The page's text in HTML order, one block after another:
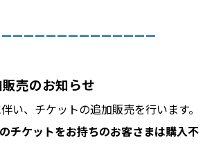
ーーーーーーーーーーーーー
売のお知らせ
い、チケットの追加販売を行います。
チケットをお持ちのお客さまは購入不